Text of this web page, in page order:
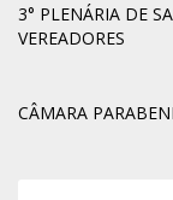
3° PLENÁRIA DE
VEREADORES
CÂMARA